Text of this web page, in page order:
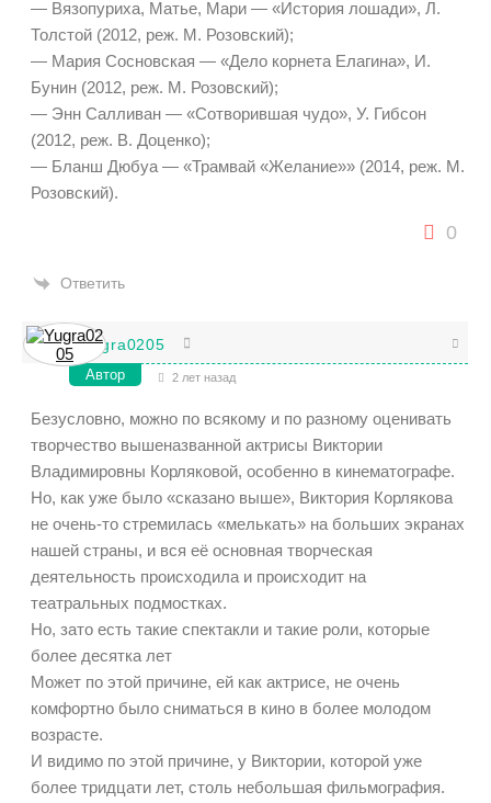
— Вязопуриха, Матье, Мари — «История лошади», Л.
Толстой (2012, реж. М. Розовский);
— Мария Сосновская — «Дело корнета Елагина», И.
Бунин (2012, реж. М. Розовский);
— Энн Салливан — «Сотворившая чудо», У. Гибсон
(2012, реж. В. Доценко);
— Бланш Дюбуа — «Трамвай «Желание»» (2014, реж. М.
Розовский).
0
Ответить
Yugra0205
Автор 2 лет назад
Безусловно, можно по всякому и по разному оценивать
творчество вышеназванной актрисы Виктории
Владимировны Корляковой, особенно в кинематографе.
Но, как уже было «сказано выше», Виктория Корлякова
не очень-то стремилась «мелькать» на больших экранах
нашей страны, и вся её основная творческая
деятельность происходила и происходит на
театральных подмостках.
Но, зато есть такие спектакли и такие роли, которые
более десятка лет
Может по этой причине, ей как актрисе, не очень
комфортно было сниматься в кино в более молодом
возрасте.
И видимо по этой причине, у Виктории, которой уже
более тридцати лет, столь небольшая фильмография.